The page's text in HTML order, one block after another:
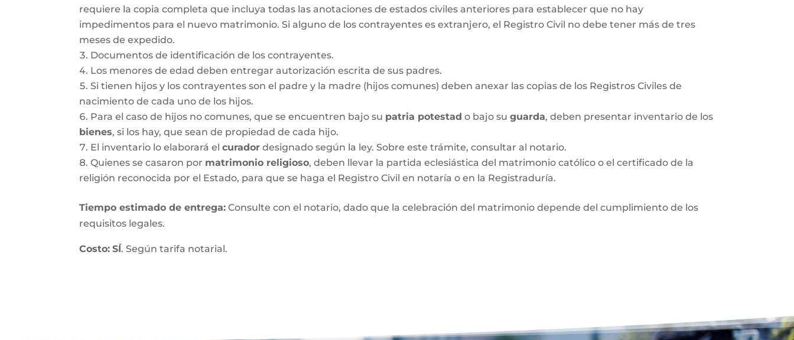
requiere la copia completa que incluya todas las anotaciones de estados civiles anteriores para establecer que no hay
impedimentos para el nuevo matrimonio. Si alguno de los contrayentes es extranjero, el Registro Civil no debe tener más de tres
meses de expedido.
Documentos de identificación de los contrayentes.
Los menores de edad deben entregar autorización escrita de sus padres.
Si tienen hijos y los contrayentes son el padre y la madre (hijos comunes) deben anexar las copias de los Registros Civiles de
nacimiento de cada uno de los hijos.
Para el caso de hijos no comunes, que se encuentren bajo su patria potestad o bajo suguarda, deben presentar inventario de los
bienes, si los hay, que sean de propiedad de cada hijo.
El inventario lo elaborará elcurador designado según la ley. Sobre este trámite, consultar al notario.
Quienes se casaron por matrimonio religioso, deben llevar la partida eclesiástica del matrimonio católico o el certificado de la
religión reconocida por el Estado, para que se haga el Registro Civil en notaría o en la Registraduría.
Tiempo estimado de entrega: Consulte con el notario, dado que la celebración del matrimonio depende del cumplimiento de los
requisitos legales.
Costo: SÍ. Según tarifa notarial.